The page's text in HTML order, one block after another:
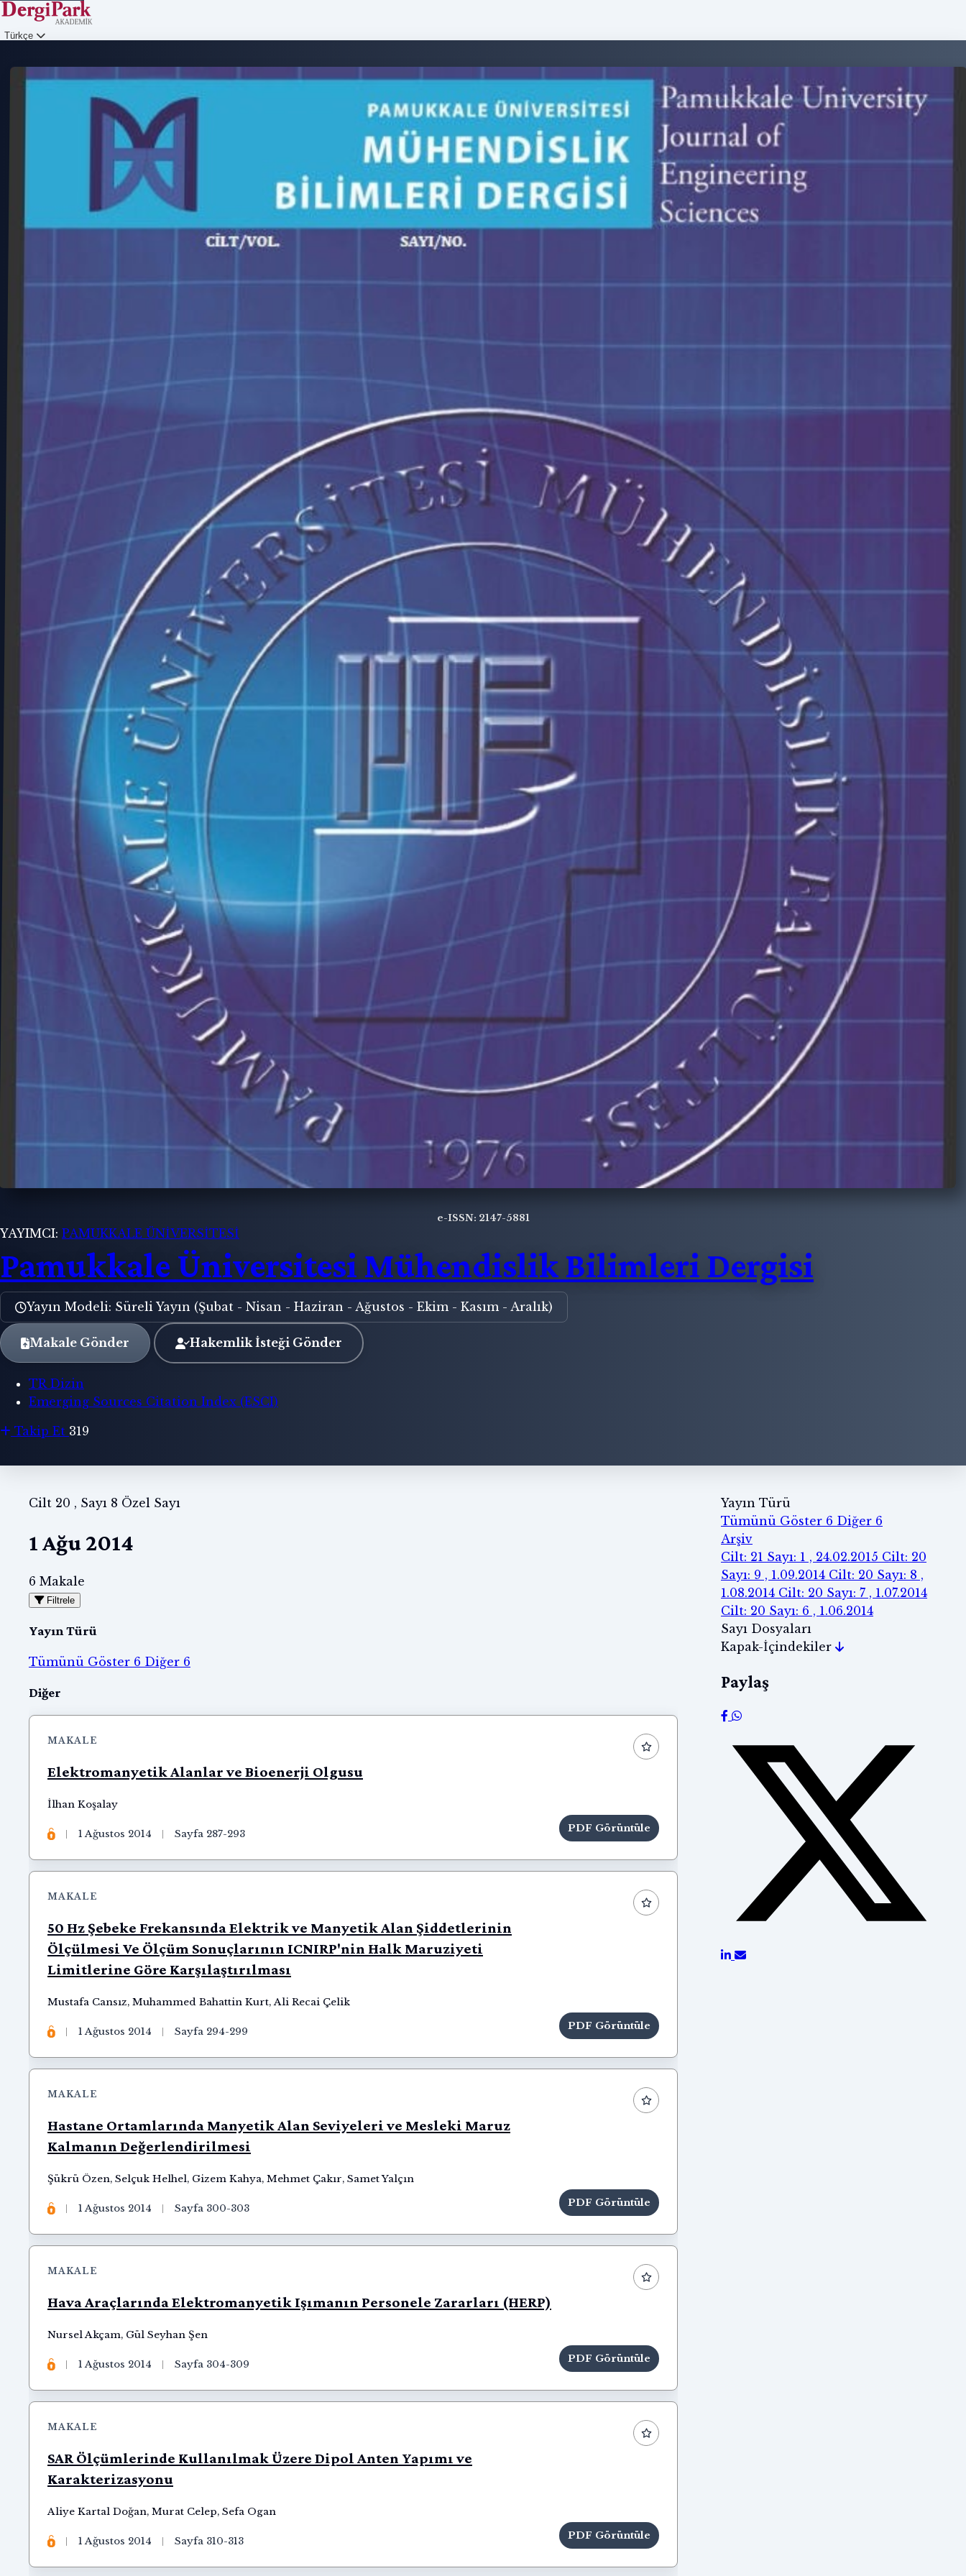
Türkçe
e-ISSN: 2147-5881
YAYIMCI: PAMUKKALE ÜNİVERSİTESİ
Pamukkale Üniversitesi Mühendislik Bilimleri Dergisi
Yayın Modeli: Süreli Yayın (Şubat - Nisan - Haziran - Ağustos - Ekim - Kasım - Aralık)
Makale Gönder Hakemlik İsteği Gönder
TR Dizin
Emerging Sources Citation Index (ESCI)
Takip Et 319
Cilt 20 , Sayı 8 Özel Sayı
1 Ağu 2014
6 Makale
Filtrele
Yayın Türü
Tümünü Göster 6 Diğer 6
Makaleler
Diğer
MAKALE
Elektromanyetik Alanlar ve Bioenerji Olgusu
İlhan Koşalay
1 Ağustos 2014 Sayfa 287-293 PDF Görüntüle
MAKALE
50 Hz Şebeke Frekansında Elektrik ve Manyetik Alan Şiddetlerinin
Ölçülmesi Ve Ölçüm Sonuçlarının ICNIRP'nin Halk Maruziyeti
Limitlerine Göre Karşılaştırılması
Mustafa Cansız, Muhammed Bahattin Kurt,Ali Recai Çelik
1 Ağustos 2014 Sayfa 294-299 PDF Görüntüle
MAKALE
Hastane Ortamlarında Manyetik Alan Seviyeleri ve Mesleki Maruz
Kalmanın Değerlendirilmesi
Şükrü Özen, Selçuk Helhel, Gizem Kahya, Mehmet Çakır, Samet Yalçın
1 Ağustos 2014 Sayfa 300-303 PDF Görüntüle
MAKALE
Hava Araçlarında Elektromanyetik Işımanın Personele Zararları (HERP)
Nursel Akçam, Gül Seyhan Şen
1 Ağustos 2014 Sayfa 304-309 PDF Görüntüle
MAKALE
SAR Ölçümlerinde Kullanılmak Üzere Dipol Anten Yapımı ve
Karakterizasyonu
Aliye Kartal Doğan, Murat Celep, Sefa Ogan
1 Ağustos 2014 Sayfa 310-313 PDF Görüntüle
Yayın Türü
Tümünü Göster 6 Diğer 6
Arşiv
Cilt: 21 Sayı: 1 , 24.02.2015 Cilt: 20
Sayı: 9 , 1.09.2014 Cilt: 20 Sayı: 8 ,
1.08.2014 Cilt: 20 Sayı: 7 , 1.07.2014
Cilt: 20 Sayı: 6 , 1.06.2014
Sayı Dosyaları
Kapak-İçindekiler
Paylaş